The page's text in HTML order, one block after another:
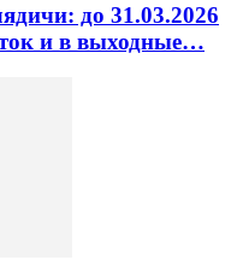
до 31.03.2026
и в выходные…